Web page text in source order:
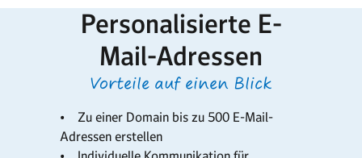
Personalisierte E-
Mail-Adressen
Vorteile auf einen Blick
• Zu einer Domain bis zu 500 E-Mail-
Adressen erstellen